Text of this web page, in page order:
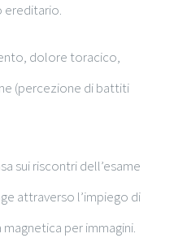
ereditario.
dolore toracico,
(percezione di battiti
sui riscontri dell’esame
attraverso l’impiego di
per immagini.